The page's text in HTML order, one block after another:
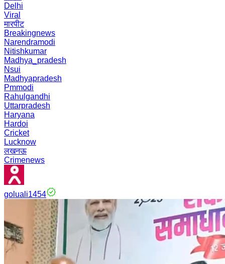
Delhi
Viral
मारपीट
Breakingnews
Narendramodi
Nitishkumar
Madhya_pradesh
Nsui
Madhyapradesh
Pmmodi
Rahulgandhi
Uttarpradesh
Haryana
Hardoi
Cricket
Lucknow
लखनऊ
Crimenews
goluali1454